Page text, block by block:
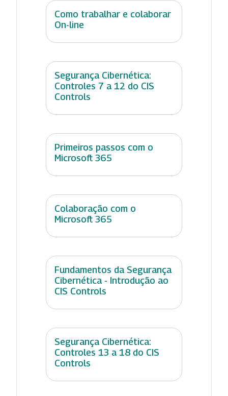
Como trabalhar e colaborar
On-line
Segurança Cibernética:
Controles 7 a 12 do CIS
Controls
Primeiros passos com o
Microsoft 365
Colaboração com o
Microsoft 365
Fundamentos da Segurança
Cibernética - Introdução ao
CIS Controls
Segurança Cibernética:
Controles 13 a 18 do CIS
Controls